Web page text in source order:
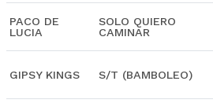
PACO DE
LUCIA
SOLO QUIERO
CAMINAR
GIPSY KINGS S/T (BAMBOLEO)